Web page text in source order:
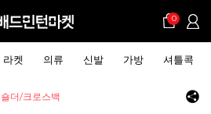
0
라켓 의류 신발 가방 셔틀콕
숄더/크로스백